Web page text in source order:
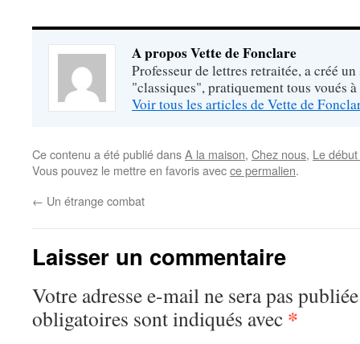
A propos Vette de Fonclare
Professeur de lettres retraitée, a créé
"classiques", pratiquement tous voués
Voir tous les articles de Vette de
Ce contenu a été publié dansA la maison, Chez nous, Le
Vous pouvez le mettre en favoris avecce permalien.
← Un étrange combat
Laisser un commentaire
Votre adresse e-mail ne sera pas
obligatoires sont indiqués avec *